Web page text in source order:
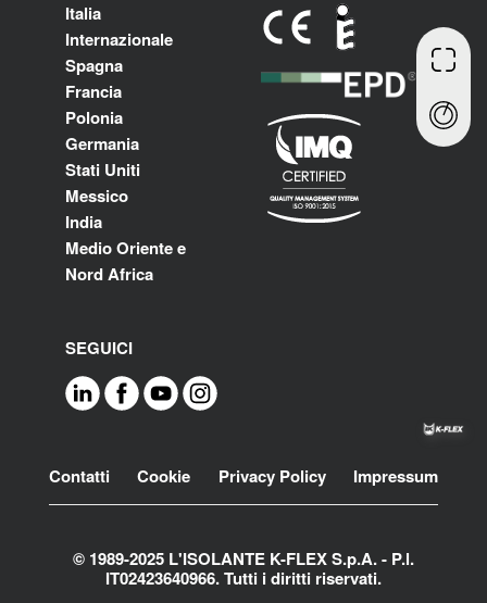
Italia
Internazionale
Spagna
Francia
Polonia
Germania
Stati Uniti
Messico
India
Medio Oriente e
Nord Africa
SEGUICI
Footer
Contatti Cookie Privacy Policy Impressum
© 1989-2025 L'ISOLANTE K-FLEX S.p.A. - P.l.
IT02423640966. Tutti i diritti riservati.